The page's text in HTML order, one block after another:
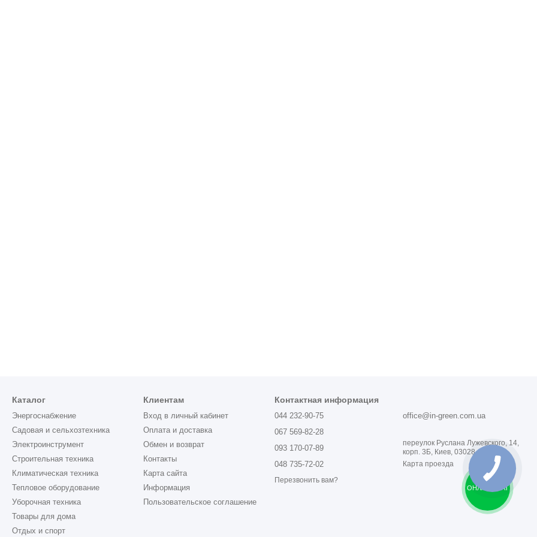
Каталог
Энергоснабжение
Садовая и сельхозтехника
Электроинструмент
Строительная техника
Климатическая техника
Тепловое оборудование
Уборочная техника
Товары для дома
Отдых и спорт
Клиентам
Вход в личный кабинет
Оплата и доставка
Обмен и возврат
Контакты
Карта сайта
Информация
Пользовательское соглашение
Контактная информация
044 232-90-75
067 569-82-28
093 170-07-89
048 735-72-02
Перезвонить вам?
office@in-green.com.ua
переулок Руслана Лужевского, 14,
корп. 3Б, Киев, 03028, Украина
Карта проезда